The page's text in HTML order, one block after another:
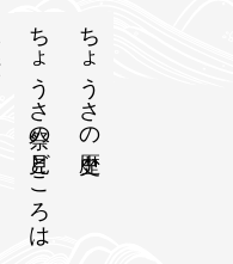
ちょうさの歴史
ちょうさ祭の見どころは